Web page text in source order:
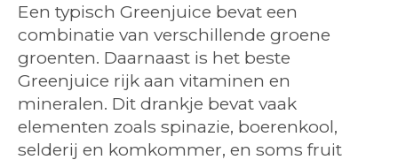
Een typisch Greenjuice bevat een
combinatie van verschillende groene
groenten. Daarnaast is het beste
Greenjuice rijk aan vitaminen en
mineralen. Dit drankje bevat vaak
elementen zoals spinazie, boerenkool,
selderij en komkommer, en soms fruit